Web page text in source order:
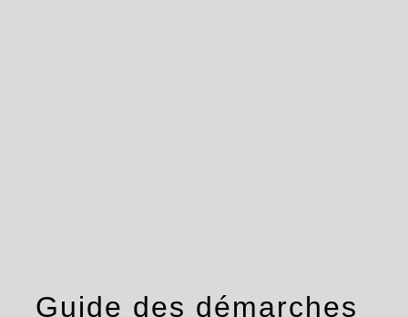
Guide des démarches